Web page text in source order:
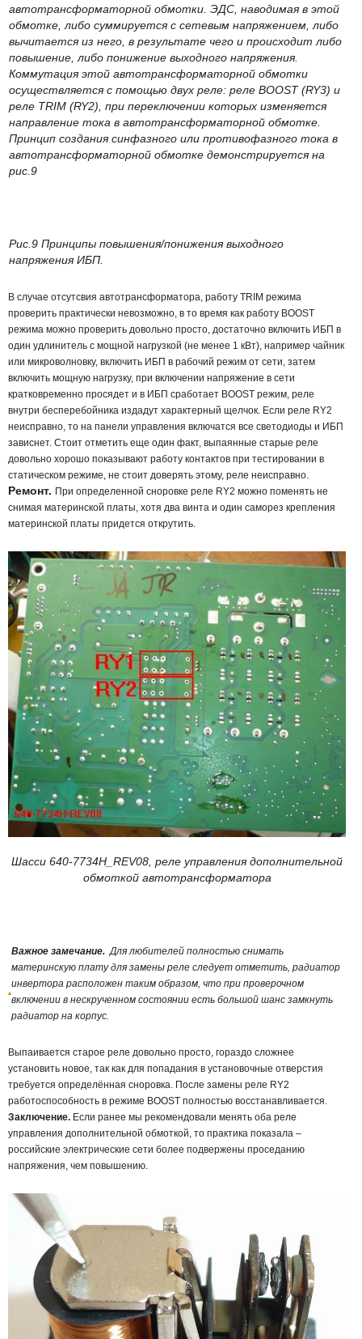
автотрансформаторной обмотки. ЭДС, наводимая в этой
обмотке, либо суммируется с сетевым напряжением, либо
вычитается из него, в результате чего и происходит либо
повышение, либо понижение выходного напряжения.
Коммутация этой автотрансформаторной обмотки
осуществляется с помощью двух реле: реле BOOST (RY3) и
реле TRIM (RY2), при переключении которых изменяется
направление тока в автотрансформаторной обмотке.
Принцип создания синфазного или противофазного тока в
автотрансформаторной обмотке демонстрируется на
рис.9
Рис.9 Принципы повышения/понижения выходного
напряжения ИБП.
В случае отсутсвия автотрансформатора, работу TRIM режима
проверить практически невозможно, в то время как работу BOOST
режима можно проверить довольно просто, достаточно включить ИБП в
один удлинитель с мощной нагрузкой (не менее 1 кВт), например чайник
или микроволновку, включить ИБП в рабочий режим от сети, затем
включить мощную нагрузку, при включении напряжение в сети
кратковременно просядет и в ИБП сработает BOOST режим, реле
внутри бесперебойника издадут характерный щелчок. Если реле RY2
неисправно, то на панели управления включатся все светодиоды и ИБП
зависнет. Стоит отметить еще один факт, выпаянные старые реле
довольно хорошо показывают работу контактов при тестировании в
статическом режиме, не стоит доверять этому, реле неисправно.
Ремонт. При определенной сноровке реле RY2 можно поменять не
снимая материнской платы, хотя два винта и один саморез крепления
материнской платы придется открутить.
Шасси 640-7734H_REV08, реле управления дополнительной
обмоткой автотрансформатора
Важное замечание. Для любителей полностью снимать
материнскую плату для замены реле следует отметить, радиатор
инвертора расположен таким образом, что при проверочном
включении в нескрученном состоянии есть большой шанс замкнуть
радиатор на корпус.
Выпаивается старое реле довольно просто, гораздо сложнее
установить новое, так как для попадания в установочные отверстия
требуется определённая сноровка. После замены реле RY2
работоспособность в режиме BOOST полностью восстанавливается.
Заключение. Если ранее мы рекомендовали менять оба реле
управления дополнительной обмоткой, то практика показала –
российские электрические сети более подвержены проседанию
напряжения, чем повышению.